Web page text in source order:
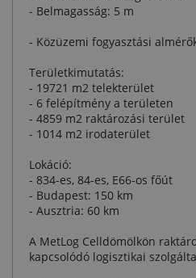
- Belmagasság: 5 m
- Közüzemi fogyasztási
Területkimutatás:
- 19721 m2 telekterület
- 6 felépítmény a területen
- 4859 m2 raktározási terület
- 1014 m2 irodaterület
Lokáció:
- 834-es, 84-es, E66-os főút
- Budapest: 150 km
- Ausztria: 60 km
A MetLog Celldömölkön
kapcsolódó logisztikai